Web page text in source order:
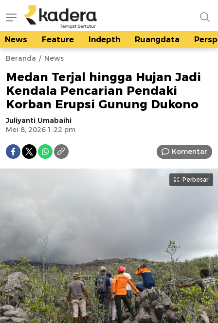
kadera.id
Tempat bertutur
News Feature Indepth Ruangdata
Beranda News
Medan Terjal hingga Hujan Jadi
Kendala Pencarian Pendaki
Korban Erupsi Gunung Dukono
Juliyanti Umabaihi
Mei 8, 2026 1:22 pm
Komentar
Perbesar